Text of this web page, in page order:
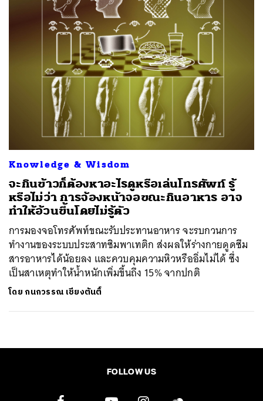
Knowledge & Wisdom
จะกินข้าวก็ต้องหาอะไรดูหรือเล่นโทรศัพท์ รู้
หรือไม่ว่า การจ้องหน้าจอขณะกินอาหาร อาจ
ทำให้อ้วนขึ้นโดยไม่รู้ตัว
การมองจอโทรศัพท์ขณะรับประทานอาหาร จะรบกวนการ
ทำงานของระบบประสาทซิมพาเทติก ส่งผลให้ร่างกายดูดซึม
สารอาหารได้น้อยลง และควบคุมความหิวหรืออิ่มไม่ได้ ซึ่ง
เป็นสาเหตุทำให้น้ำหนักเพิ่มขึ้นถึง 15% จากปกติ
โดย กนกวรรณ เชียงตันติ์
FOLLOW US